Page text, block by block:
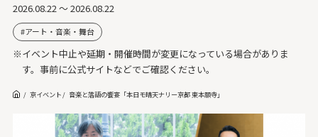
2026.08.22 ～ 2026.08.22
アート・音楽・舞台
※イベント中止や延期・開催時間が変更になっている場合がありま
す。事前に公式サイトなどでご確認ください。
京イベント 音楽と落語の饗宴「本日モ晴天ナリー京都 東本願寺」